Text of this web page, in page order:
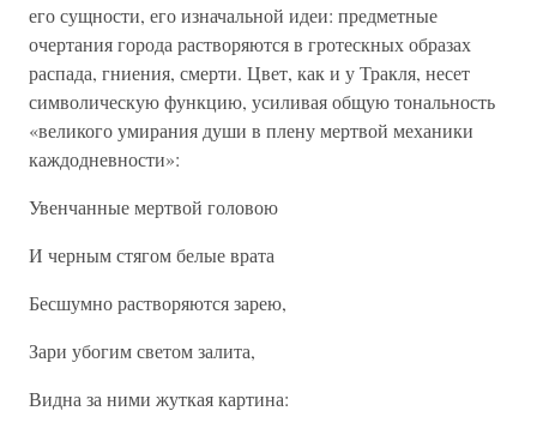
его сущности, его изначальной идеи: предметные
очертания города растворяются в гротескных образах
распада, гниения, смерти. Цвет, как и у Тракля, несет
символическую функцию, усиливая общую тональность
«великого умирания души в плену мертвой механики
каждодневности»:
Увенчанные мертвой головою
И черным стягом белые врата
Бесшумно растворяются зарею,
Зари убогим светом залита,
Видна за ними жуткая картина: